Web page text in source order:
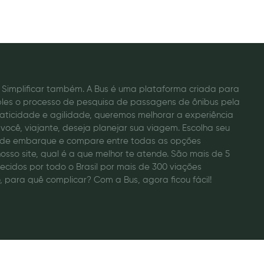
Simplificar também. A Bus é uma plataforma criada para
o processo de pesquisa de passagens de ônibus pela
e agilidade, queremos melhorar a experiência
viajante, deseja planejar sua viagem. Escolha seu
embarque e compare entre todas as opções
site, qual é a que melhor te atende. São mais de 5
por todo o Brasil por mais de 300 viações
para quê complicar? Com a Bus, agora ficou fácil!